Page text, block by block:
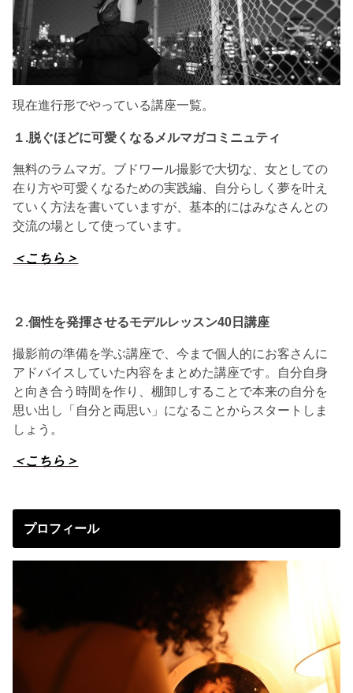
現在進行形でやっている講座一覧。
１.脱ぐほどに可愛くなるメルマガコミニュティ
無料のラムマガ。ブドワール撮影で大切な、女としての
在り方や可愛くなるための実践編、自分らしく夢を叶え
ていく方法を書いていますが、基本的にはみなさんとの
交流の場として使っています。
＜こちら＞
２.個性を発揮させるモデルレッスン40日講座
撮影前の準備を学ぶ講座で、今まで個人的にお客さんに
アドバイスしていた内容をまとめた講座です。自分自身
と向き合う時間を作り、棚卸しすることで本来の自分を
思い出し「自分と両思い」になることからスタートしま
しょう。
＜こちら＞
プロフィール